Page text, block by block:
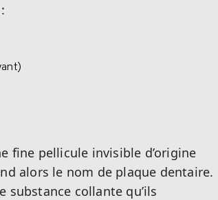
fine pellicule invisible d’origine
alors le nom de plaque dentaire.
substance collante qu’ils